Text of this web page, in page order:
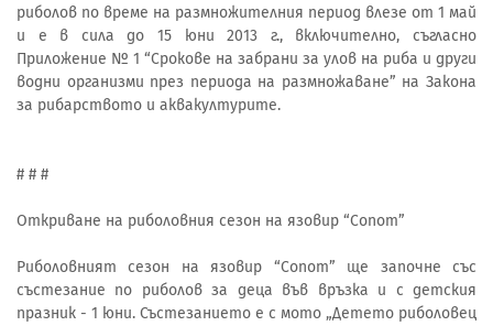
риболов по време на размножителния период влезе от 1 май
и е в сила до 15 юни 2013 г., включително, съгласно
Приложение № 1 “Срокове на забрани за улов на риба и други
водни организми през периода на размножаване” на Закона
за рибарството и аквакултурите.
# # #
Откриване на риболовния сезон на язовир “Сопот”
Риболовният сезон на язовир “Сопот” ще започне със
състезание по риболов за деца във връзка и с детския
празник - 1 юни. Състезанието е с мото „Детето риболовец